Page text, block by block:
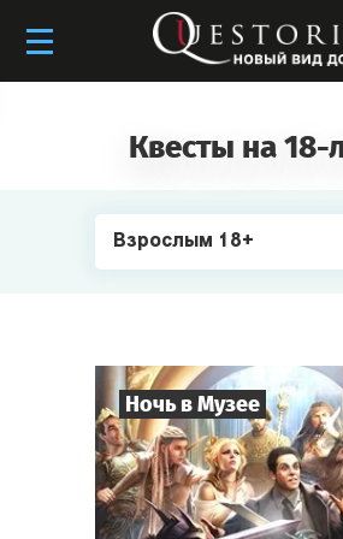
Квесты на 18-
Взрослым 18+
Ночь в Музее
Игроков 8-35
Время игры 2-3 ч.